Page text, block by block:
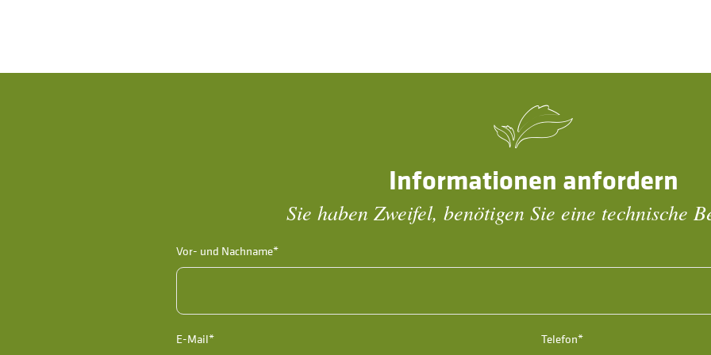
Informationen anfordern
Sie haben Zweifel, benötigen Sie eine technische
Vor- und Nachname*
E-Mail* Telefon*